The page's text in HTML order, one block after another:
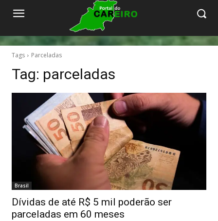
Tags Parceladas
Tag: parceladas
Brasil
Dívidas de até R$ 5 mil poderão ser
parceladas em 60 meses